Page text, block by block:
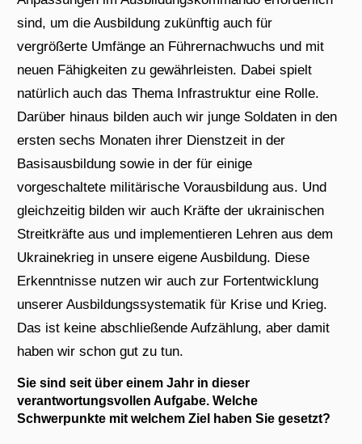
sind, um die Ausbildung zukünftig auch für
vergrößerte Umfänge an Führernachwuchs und mit
neuen Fähigkeiten zu gewährleisten. Dabei spielt
natürlich auch das Thema Infrastruktur eine Rolle.
Darüber hinaus bilden auch wir junge Soldaten in den
ersten sechs Monaten ihrer Dienstzeit in der
Basisausbildung sowie in der für einige
vorgeschaltete militärische Vorausbildung aus. Und
gleichzeitig bilden wir auch Kräfte der ukrainischen
Streitkräfte aus und implementieren Lehren aus dem
Ukrainekrieg in unsere eigene Ausbildung. Diese
Erkenntnisse nutzen wir auch zur Fortentwicklung
unserer Ausbildungssystematik für Krise und Krieg.
Das ist keine abschließende Aufzählung, aber damit
haben wir schon gut zu tun.
Sie sind seit über einem Jahr in dieser
verantwortungsvollen Aufgabe. Welche
Schwerpunkte mit welchem Ziel haben Sie gesetzt?